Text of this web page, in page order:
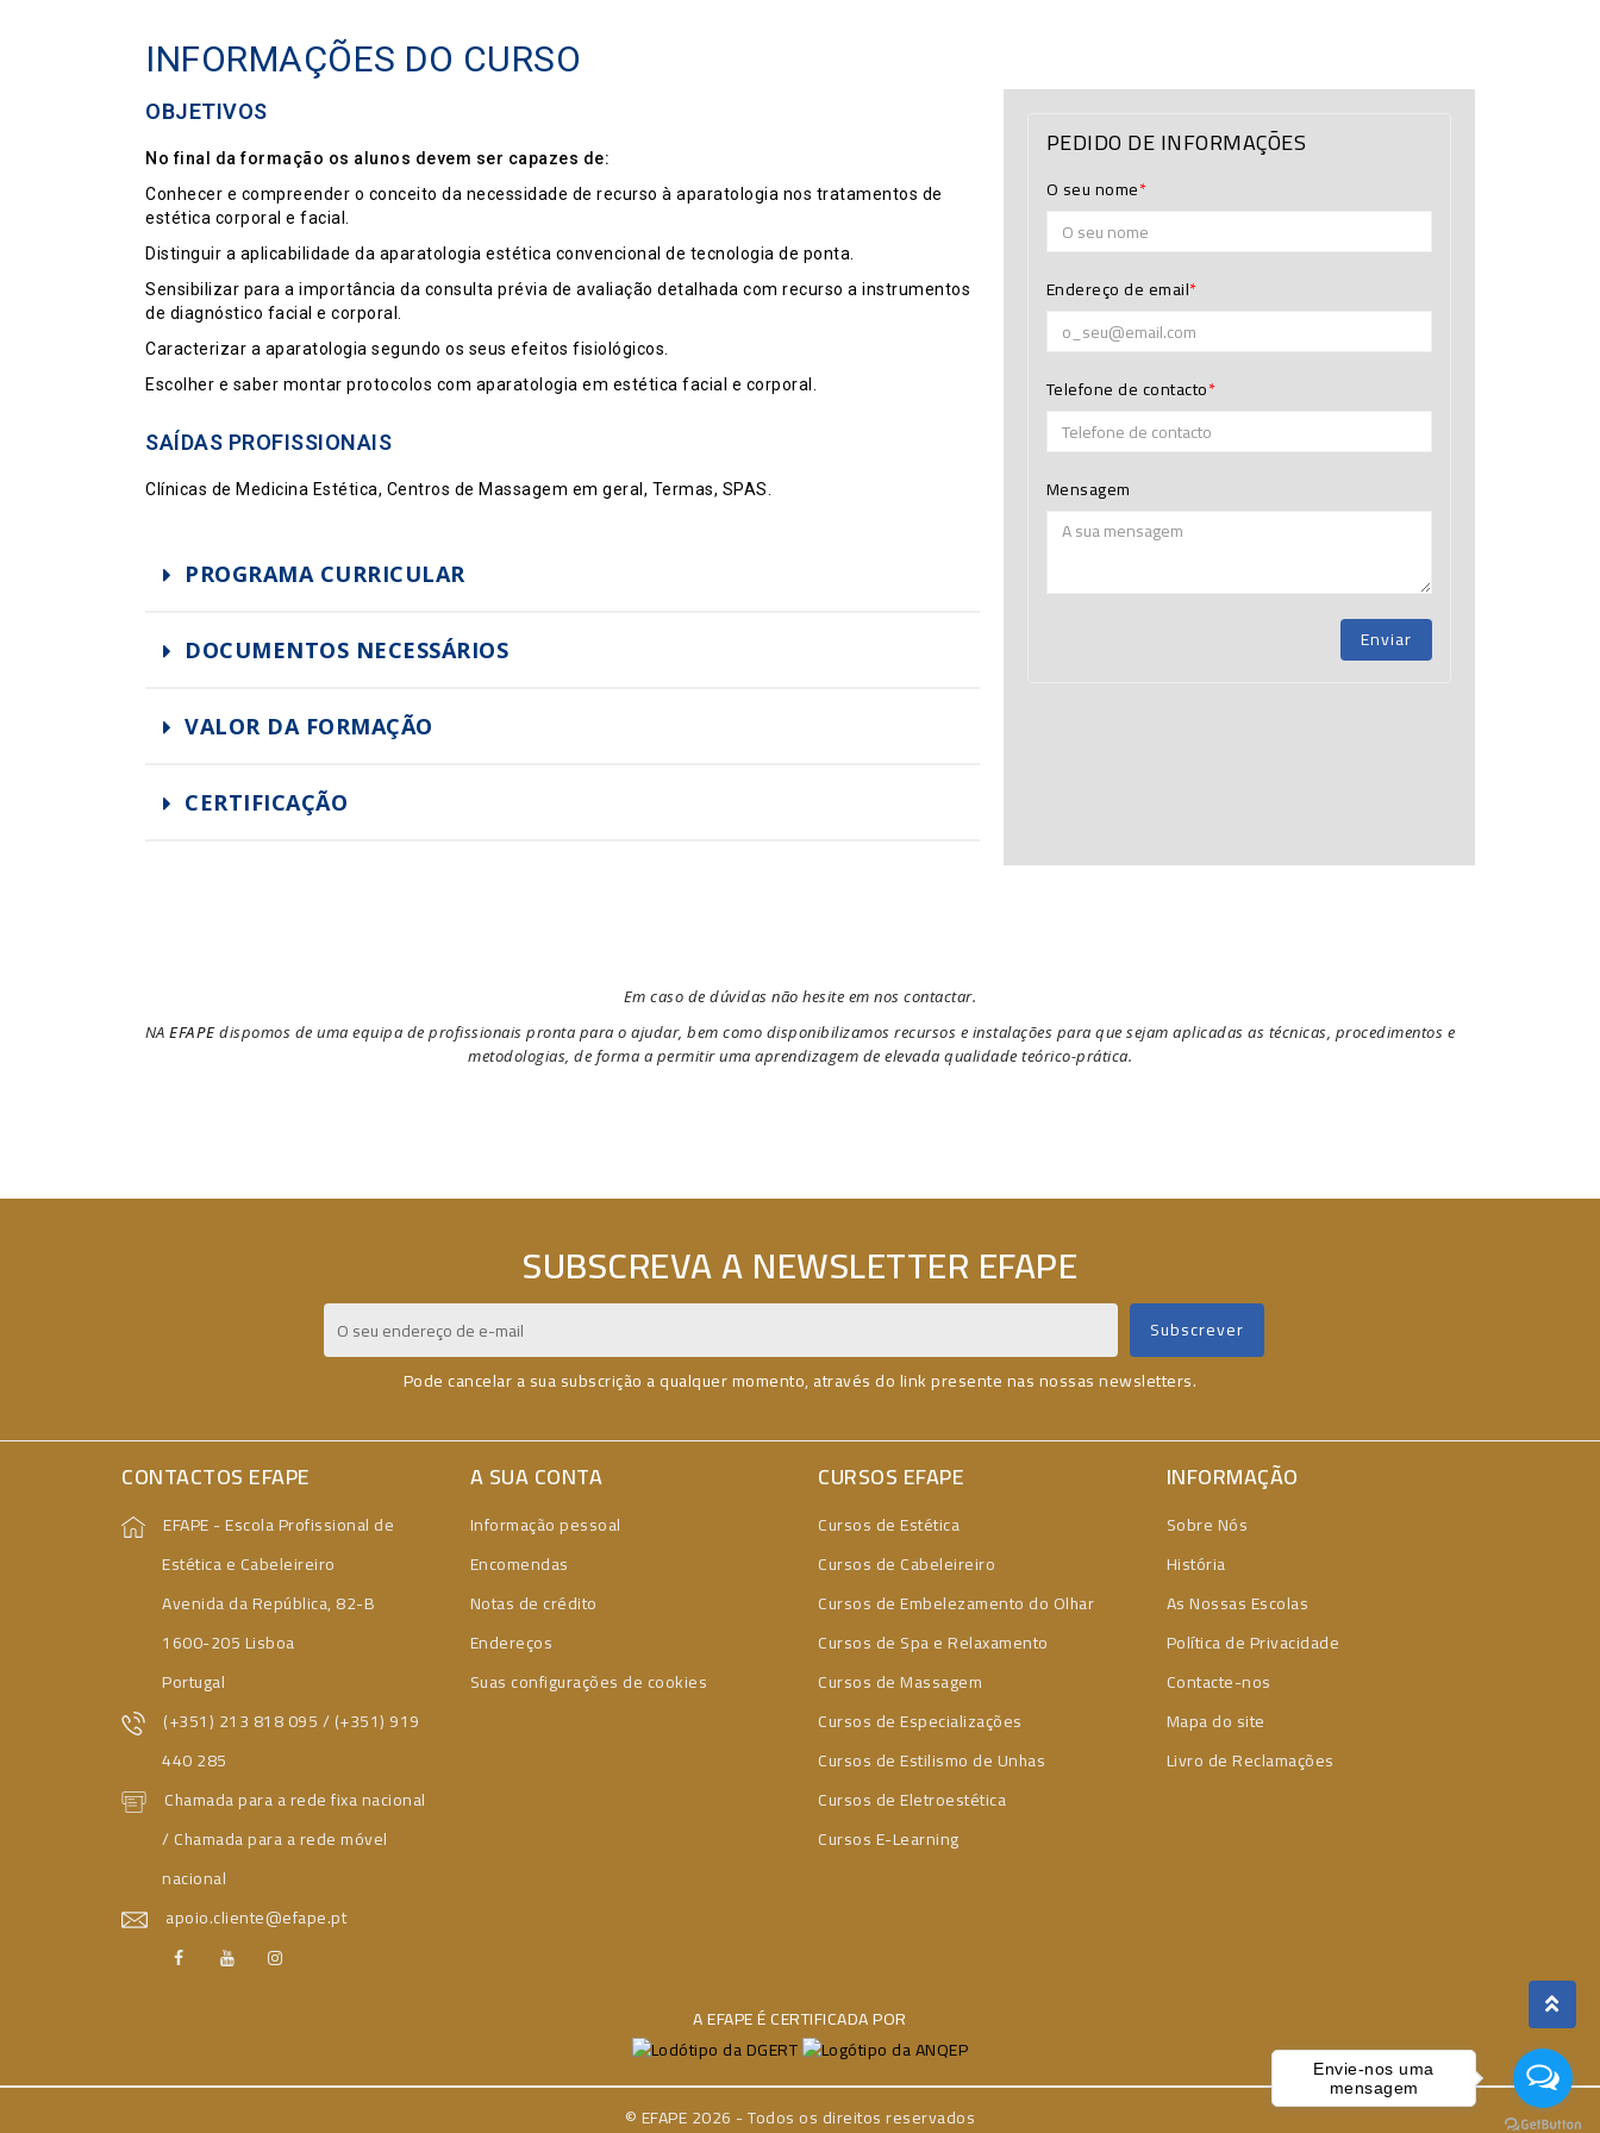
INFORMAÇÕES DO CURSO
OBJETIVOS
No final da formação os alunos devem ser capazes de:
Conhecer e compreender o conceito da necessidade de recurso à aparatologia nos tratamentos de
estética corporal e facial.
Distinguir a aplicabilidade da aparatologia estética convencional de tecnologia de ponta.
Sensibilizar para a importância da consulta prévia de avaliação detalhada com recurso a instrumentos
de diagnóstico facial e corporal.
Caracterizar a aparatologia segundo os seus efeitos fisiológicos.
Escolher e saber montar protocolos com aparatologia em estética facial e corporal.
SAÍDAS PROFISSIONAIS
Clínicas de Medicina Estética, Centros de Massagem em geral, Termas, SPAS.
PROGRAMA CURRICULAR
DOCUMENTOS NECESSÁRIOS
VALOR DA FORMAÇÃO
CERTIFICAÇÃO
PEDIDO DE INFORMAÇÕES
O seu nome
Endereço de email
Telefone de contacto
Mensagem
Enviar
Em caso de dúvidas não hesite em nos contactar.
NAEFAPEdispomos de uma equipa de profissionais pronta para o ajudar, bem como disponibilizamos recursos e instalações para que sejam aplicadas as técnicas, procedimentos e
metodologias, de forma a permitir uma aprendizagem de elevada qualidade teórico-prática.
SUBSCREVA A NEWSLETTER EFAPE
Pode cancelar a sua subscrição a qualquer momento, através do link presente nas nossas newsletters.
CONTACTOS EFAPE
EFAPE - Escola Profissional de
Estética e Cabeleireiro
Avenida da República, 82-B
1600-205 Lisboa
Portugal
(+351) 213 818 095 / (+351) 919
440 285
Chamada para a rede fixa nacional
/ Chamada para a rede móvel
nacional
apoio.cliente@efape.pt
A SUA CONTA
Informação pessoal
Encomendas
Notas de crédito
Endereços
Suas configurações de cookies
CURSOS EFAPE
Cursos de Estética
Cursos de Cabeleireiro
Cursos de Embelezamento do Olhar
Cursos de Spa e Relaxamento
Cursos de Massagem
Cursos de Especializações
Cursos de Estilismo de Unhas
Cursos de Eletroestética
Cursos E-Learning
INFORMAÇÃO
Sobre Nós
História
As Nossas Escolas
Política de Privacidade
Contacte-nos
Mapa do site
Livro de Reclamações
A EFAPE É CERTIFICADA POR
© EFAPE 2026 - Todos os direitos reservados
Envie-nos uma
mensagem